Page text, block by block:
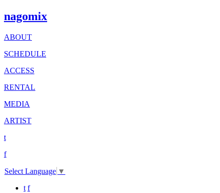
nagomix
ABOUT
SCHEDULE
ACCESS
RENTAL
MEDIA
ARTIST
t
f
Select Language ▼
t f